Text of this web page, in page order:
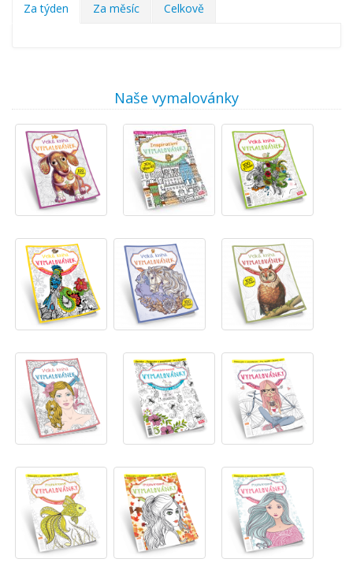
Za týden Za měsíc Celkově
Naše vymalovánky